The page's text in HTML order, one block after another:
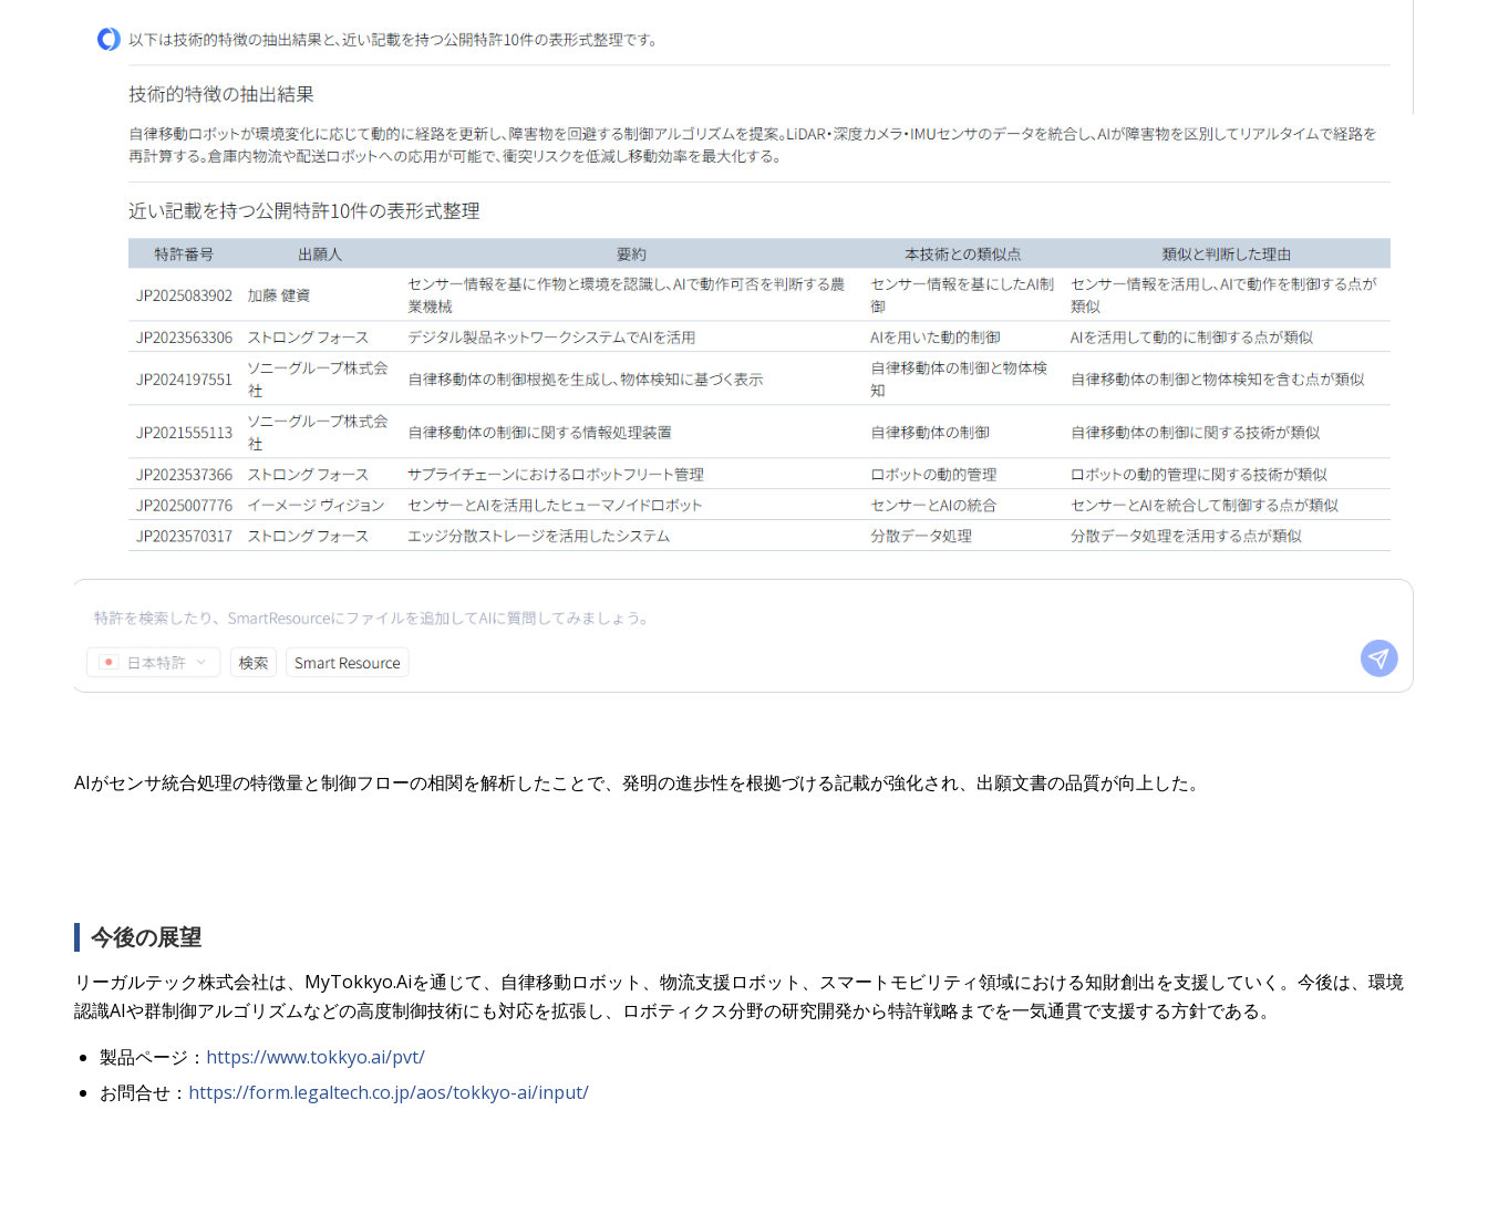
AIがセンサ統合処理の特徴量と制御フローの相関を解析したことで、発明の進歩性を根拠づける記載が強化され、出願文書の品質が向上した。
今後の展望
リーガルテック株式会社は、MyTokkyo.Aiを通じて、自律移動ロボット、物流支援ロボット、スマートモビリティ領域における知財創出を支援していく。今後は、環境
認識AIや群制御アルゴリズムなどの高度制御技術にも対応を拡張し、ロボティクス分野の研究開発から特許戦略までを一気通貫で支援する方針である。
製品ページ： https://www.tokkyo.ai/pvt/
お問合せ： https://form.legaltech.co.jp/aos/tokkyo-ai/input/